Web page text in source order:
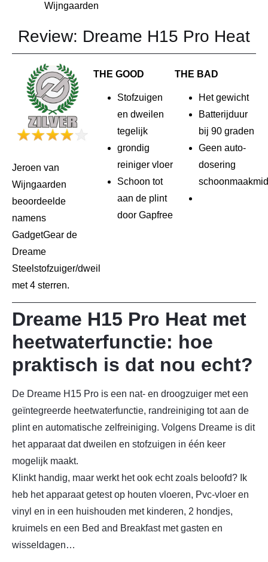
Wijngaarden
Review: Dreame H15 Pro Heat
Jeroen van
Wijngaarden
beoordeelde
namens
GadgetGear de
Dreame
Steelstofzuiger/dweil
met 4 sterren.
THE GOOD
Stofzuigen
en dweilen
tegelijk
grondig
reiniger vloer
Schoon tot
aan de plint
door Gapfree
THE BAD
Het gewicht
Batterijduur
bij 90 graden
Geen auto-
dosering
Dreame H15 Pro Heat met
heetwaterfunctie: hoe
praktisch is dat nou echt?
De Dreame H15 Pro is een nat- en droogzuiger met een
geïntegreerde heetwaterfunctie, randreiniging tot aan de
plint en automatische zelfreiniging. Volgens Dreame is dit
het apparaat dat dweilen en stofzuigen in één keer
mogelijk maakt.
Klinkt handig, maar werkt het ook echt zoals beloofd? Ik
heb het apparaat getest op houten vloeren, Pvc-vloer en
vinyl en in een huishouden met kinderen, 2 hondjes,
kruimels en een Bed and Breakfast met gasten en
wisseldagen…